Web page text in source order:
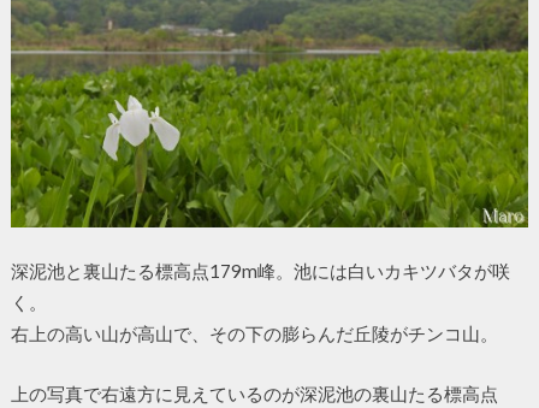
深泥池と裏山たる標高点179m峰。池には白いカキツバタが咲
く。
右上の高い山が高山で、その下の膨らんだ丘陵がチンコ山。
上の写真で右遠方に見えているのが深泥池の裏山たる標高点